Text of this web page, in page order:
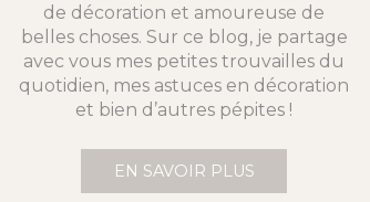
de décoration et amoureuse de
belles choses. Sur ce blog, je partage
avec vous mes petites trouvailles du
quotidien, mes astuces en décoration
et bien d’autres pépites !
EN SAVOIR PLUS